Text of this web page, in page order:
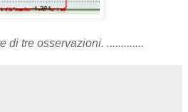
di tre osservazioni. .............